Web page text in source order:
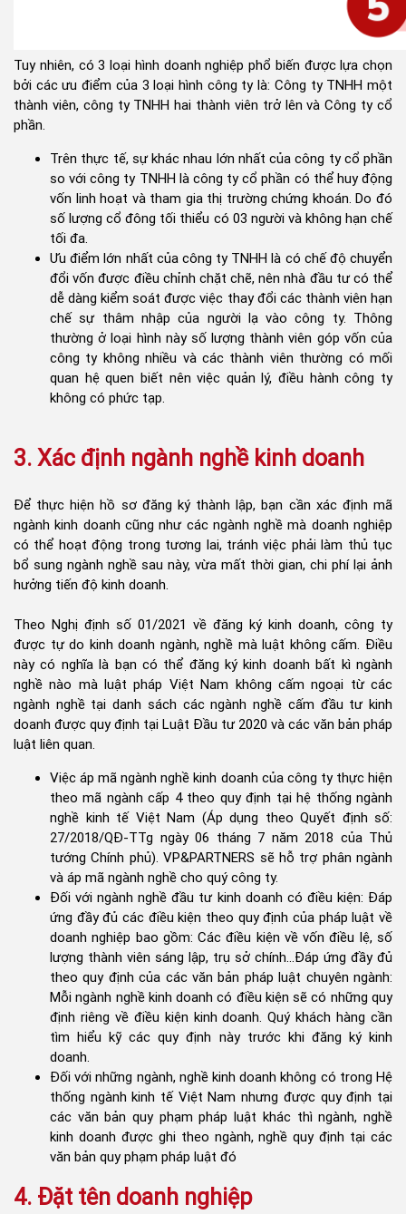
Tuy nhiên, có 3 loại hình doanh nghiệp phổ biến được lựa chọn
bởi các ưu điểm của 3 loại hình công ty là: Công ty TNHH một
thành viên, công ty TNHH hai thành viên trở lên và Công ty cổ
phần.
Trên thực tế, sự khác nhau lớn nhất của công ty cổ phần
so với công ty TNHH là công ty cổ phần có thể huy động
vốn linh hoạt và tham gia thị trường chứng khoán. Do đó
số lượng cổ đông tối thiểu có 03 người và không hạn chế
tối đa.
Ưu điểm lớn nhất của công ty TNHH là có chế độ chuyển
đổi vốn được điều chỉnh chặt chẽ, nên nhà đầu tư có thể
dễ dàng kiểm soát được việc thay đổi các thành viên hạn
chế sự thâm nhập của người lạ vào công ty. Thông
thường ở loại hình này số lượng thành viên góp vốn của
công ty không nhiều và các thành viên thường có mối
quan hệ quen biết nên việc quản lý, điều hành công ty
không có phức tạp.
3. Xác định ngành nghề kinh doanh
Để thực hiện hồ sơ đăng ký thành lập, bạn cần xác định mã
ngành kinh doanh cũng như các ngành nghề mà doanh nghiệp
có thể hoạt động trong tương lai, tránh việc phải làm thủ tục
bổ sung ngành nghề sau này, vừa mất thời gian, chi phí lại ảnh
hưởng tiến độ kinh doanh.
Theo Nghị định số 01/2021 về đăng ký kinh doanh, công ty
được tự do kinh doanh ngành, nghề mà luật không cấm. Điều
này có nghĩa là bạn có thể đăng ký kinh doanh bất kì ngành
nghề nào mà luật pháp Việt Nam không cấm ngoại từ các
ngành nghề tại danh sách các ngành nghề cấm đầu tư kinh
doanh được quy định tại Luật Đầu tư 2020 và các văn bản pháp
luật liên quan.
Việc áp mã ngành nghề kinh doanh của công ty thực hiện
theo mã ngành cấp 4 theo quy định tại hệ thống ngành
nghề kinh tế Việt Nam (Áp dụng theo Quyết định số:
27/2018/QĐ-TTg ngày 06 tháng 7 năm 2018 của Thủ
tướng Chính phủ). VP&PARTNERS sẽ hỗ trợ phân ngành
và áp mã ngành nghề cho quý công ty.
Đối với ngành nghề đầu tư kinh doanh có điều kiện: Đáp
ứng đầy đủ các điều kiện theo quy định của pháp luật về
doanh nghiệp bao gồm: Các điều kiện về vốn điều lệ, số
lượng thành viên sáng lập, trụ sở chính...Đáp ứng đầy đủ
theo quy định của các văn bản pháp luật chuyên ngành:
Mỗi ngành nghề kinh doanh có điều kiện sẽ có những quy
định riêng về điều kiện kinh doanh. Quý khách hàng cần
tìm hiểu kỹ các quy định này trước khi đăng ký kinh
doanh.
Đối với những ngành, nghề kinh doanh không có trong Hệ
thống ngành kinh tế Việt Nam nhưng được quy định tại
các văn bản quy phạm pháp luật khác thì ngành, nghề
kinh doanh được ghi theo ngành, nghề quy định tại các
văn bản quy phạm pháp luật đó
4. Đặt tên doanh nghiệp